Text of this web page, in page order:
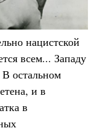
нацистской
всем... Западу
остальном
и в
в